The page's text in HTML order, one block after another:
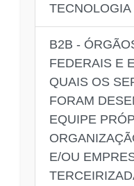
B2B -
FEDERAIS E
QUAIS OS
FORAM
EQUIPE
E/OU